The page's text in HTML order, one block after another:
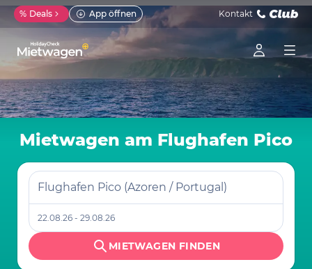
% Deals App öffnen Kontakt
Mietwagen am Flughafen Pico
Flughafen Pico (Azoren / Portugal)
22.08.26 - 29.08.26
MIETWAGEN FINDEN